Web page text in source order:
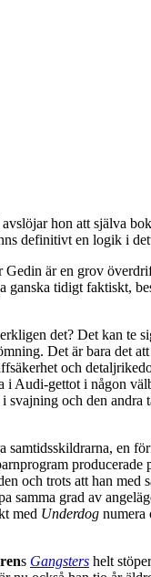
hon att själva
definitivt en logik i
Gedin är en grov
ganska tidigt faktiskt,
det? Det kan te
Det är bara det
och
i Audi-gettot i någon
svajning och den andra
samtidsskildrarna, en
producerade
och trots att han med
samma grad av
med Underdog numera
s Gangsters helt